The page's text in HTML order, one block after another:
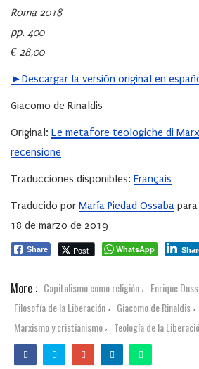
Roma 2018
pp. 400
€ 28,00
►Descargar la versión original en
Giacomo de Rinaldis
Original: Le metafore teologiche di
recensione
Traducciones disponibles: Français
Traducido por María Piedad Ossaba para
18 de marzo de 2019
Share Post WhatsApp
More : Capitalismo como religión , Enrique
Filosofía de la Liberación , Giacomo de Rinaldis ,
Marxismo y cristianismo , Teología de la